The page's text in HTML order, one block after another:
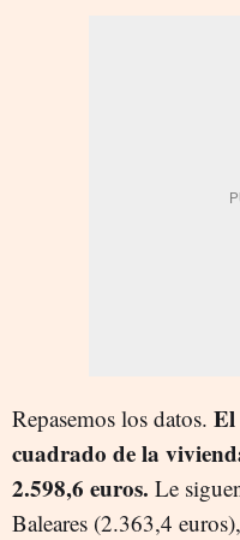
Repasemos los datos. El
cuadrado de la
2.598,6 euros. Le
Baleares (2.363,4